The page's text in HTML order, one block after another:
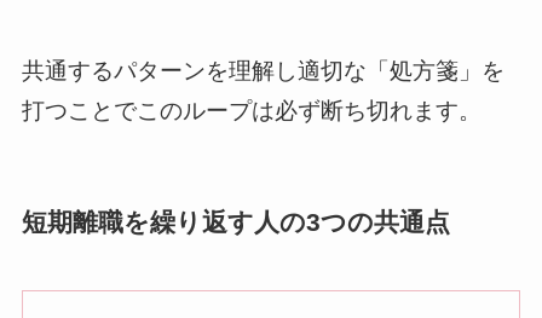
共通するパターンを理解し適切な「処方箋」を
打つことでこのループは必ず断ち切れます。
短期離職を繰り返す人の3つの共通点